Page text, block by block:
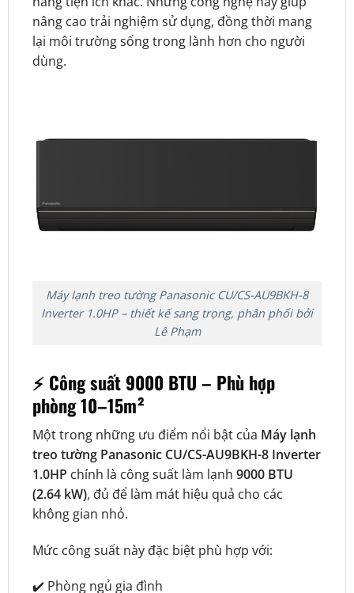
nâng cao trải nghiệm sử dụng, đồng thời mang
lại môi trường sống trong lành hơn cho người
dùng.
Máy lạnh treo tường Panasonic CU/CS-AU9BKH-8
Inverter 1.0HP – thiết kế sang trọng, phân phối bởi
Lê Phạm
⚡ Công suất 9000 BTU – Phù hợp
phòng 10–15m²
Một trong những ưu điểm nổi bật của Máy lạnh
treo tường Panasonic CU/CS-AU9BKH-8 Inverter
1.0HP chính là công suất làm lạnh 9000 BTU
(2.64 kW), đủ để làm mát hiệu quả cho các
không gian nhỏ.
Mức công suất này đặc biệt phù hợp với:
✔️ Phòng ngủ gia đình